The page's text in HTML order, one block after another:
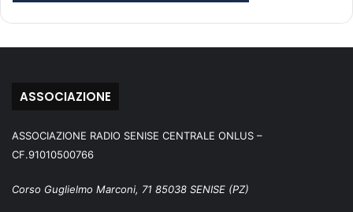
ASSOCIAZIONE
ASSOCIAZIONE RADIO SENISE CENTRALE ONLUS –
CF.91010500766
Corso Guglielmo Marconi, 71 85038 SENISE (PZ)